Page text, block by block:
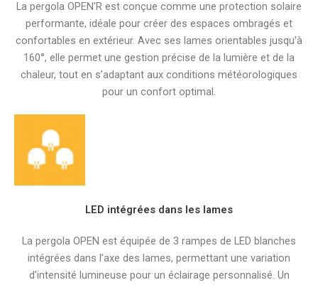
La pergola OPEN'R est conçue comme une protection solaire
performante, idéale pour créer des espaces ombragés et
confortables en extérieur. Avec ses lames orientables jusqu’à
160°, elle permet une gestion précise de la lumière et de la
chaleur, tout en s’adaptant aux conditions météorologiques
pour un confort optimal.
LED intégrées dans les lames
La pergola OPEN est équipée de 3 rampes de LED blanches
intégrées dans l’axe des lames, permettant une variation
d’intensité lumineuse pour un éclairage personnalisé. Un